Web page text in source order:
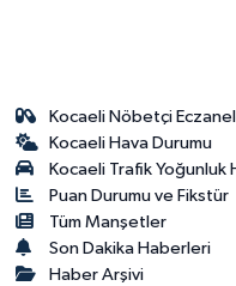
Kocaeli Nöbetçi
Kocaeli Hava Durumu
Kocaeli Trafik Yoğunluk
Puan Durumu ve Fikstür
Tüm Manşetler
Son Dakika Haberleri
Haber Arşivi